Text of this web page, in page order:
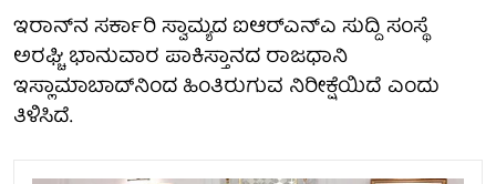
ಇರಾನ್‌ನ ಸರ್ಕಾರಿ ಸ್ವಾಮ್ಯದ ಐಆರ್‌ಎನ್‌ಎ ಸುದ್ದಿ ಸಂಸ್ಥೆ
ಅರಘ್ಚಿ ಭಾನುವಾರ ಪಾಕಿಸ್ತಾನದ ರಾಜಧಾನಿ
ಇಸ್ಲಾಮಾಬಾದ್‌ನಿಂದ ಹಿಂತಿರುಗುವ ನಿರೀಕ್ಷೆಯಿದೆ ಎಂದು
ತಿಳಿಸಿದೆ.